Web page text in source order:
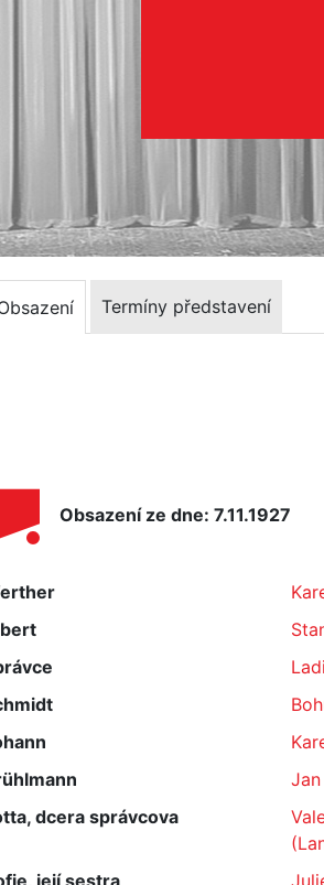
Termíny představení
Obsazení ze dne: 7.11.1927
dcera správcova
její sestra